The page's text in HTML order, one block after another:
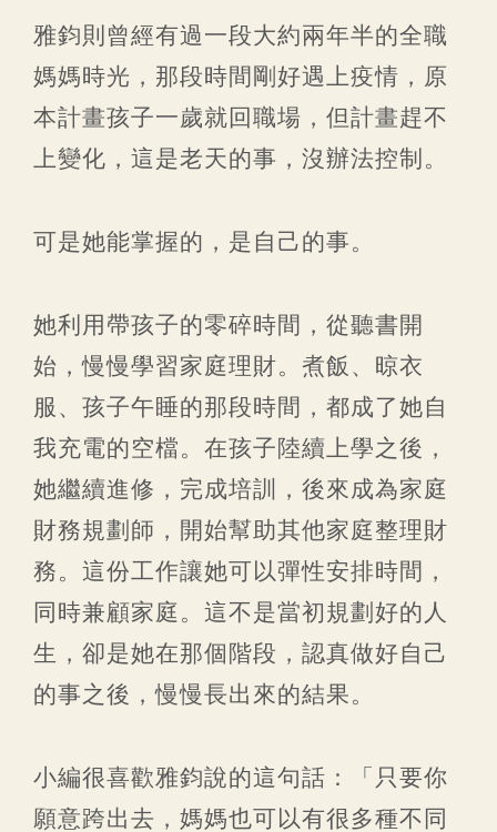
雅鈞則曾經有過一段大約兩年半的全職
媽媽時光，那段時間剛好遇上疫情，原
本計畫孩子一歲就回職場，但計畫趕不
上變化，這是老天的事，沒辦法控制。
可是她能掌握的，是自己的事。
她利用帶孩子的零碎時間，從聽書開
始，慢慢學習家庭理財。煮飯、晾衣
服、孩子午睡的那段時間，都成了她自
我充電的空檔。在孩子陸續上學之後，
她繼續進修，完成培訓，後來成為家庭
財務規劃師，開始幫助其他家庭整理財
務。這份工作讓她可以彈性安排時間，
同時兼顧家庭。這不是當初規劃好的人
生，卻是她在那個階段，認真做好自己
的事之後，慢慢長出來的結果。
小編很喜歡雅鈞說的這句話：「只要你
願意跨出去，媽媽也可以有很多種不同